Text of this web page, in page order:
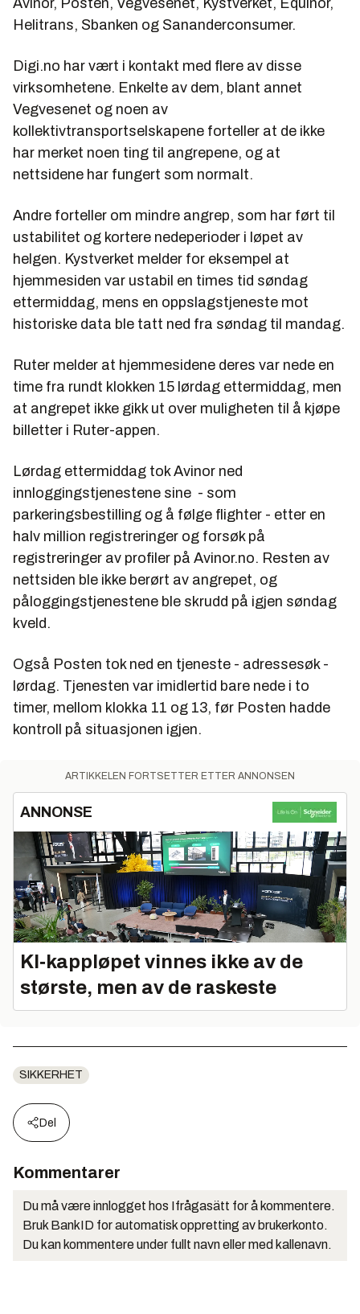
Avinor, Posten, Vegvesenet, Kystverket, Equinor,
Helitrans, Sbanken og Sananderconsumer.
Digi.no har vært i kontakt med flere av disse
virksomhetene. Enkelte av dem, blant annet
Vegvesenet og noen av
kollektivtransportselskapene forteller at de ikke
har merket noen ting til angrepene, og at
nettsidene har fungert som normalt.
Andre forteller om mindre angrep, som har ført til
ustabilitet og kortere nedeperioder i løpet av
helgen. Kystverket melder for eksempel at
hjemmesiden var ustabil en times tid søndag
ettermiddag, mens en oppslagstjeneste mot
historiske data ble tatt ned fra søndag til mandag.
Ruter melder at hjemmesidene deres var nede en
time fra rundt klokken 15 lørdag ettermiddag, men
at angrepet ikke gikk ut over muligheten til å kjøpe
billetter i Ruter-appen.
Lørdag ettermiddag tok Avinor ned
innloggingstjenestene sine - som
parkeringsbestilling og å følge flighter - etter en
halv million registreringer og forsøk på
registreringer av profiler på Avinor.no. Resten av
nettsiden ble ikke berørt av angrepet, og
påloggingstjenestene ble skrudd på igjen søndag
kveld.
Også Posten tok ned en tjeneste - adressesøk -
lørdag. Tjenesten var imidlertid bare nede i to
timer, mellom klokka 11 og 13, før Posten hadde
kontroll på situasjonen igjen.
ARTIKKELEN FORTSETTER ETTER ANNONSEN
ANNONSE
KI‑kappløpet vinnes ikke av de
største, men av de raskeste
SIKKERHET
Del
Kommentarer
Du må være innlogget hos Ifrågasätt for å kommentere.
Bruk BankID for automatisk oppretting av brukerkonto.
Du kan kommentere under fullt navn eller med kallenavn.